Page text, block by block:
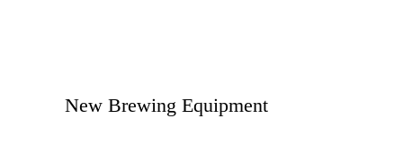
New Brewing Equipment